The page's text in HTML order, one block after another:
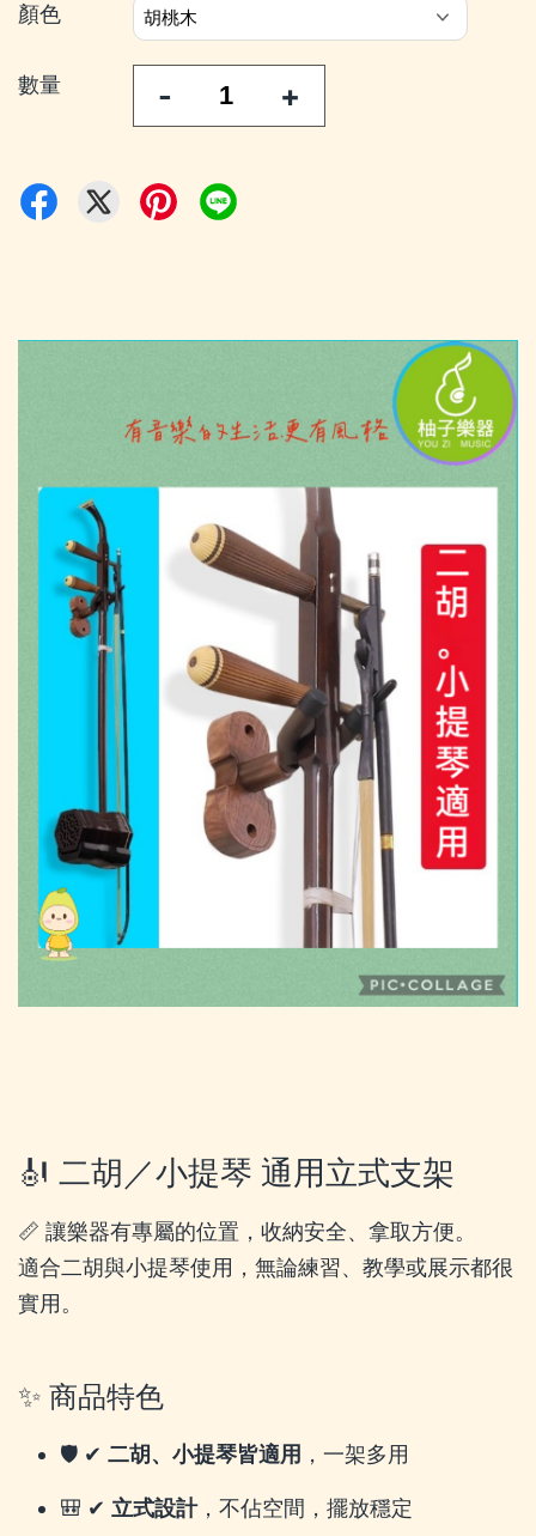
顏色
數量 - +
🎻 二胡／小提琴 通用立式支架
📏 讓樂器有專屬的位置，收納安全、拿取方便。
適合二胡與小提琴使用，無論練習、教學或展示都很
實用。
✨ 商品特色
🛡️ ✔ 二胡、小提琴皆適用 ，一架多用
🎒 ✔ 立式設計，不佔空間，擺放穩定